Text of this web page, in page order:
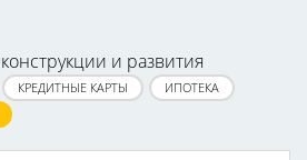
КРЕДИТНЫЕ КАРТЫ
ИПОТЕКА